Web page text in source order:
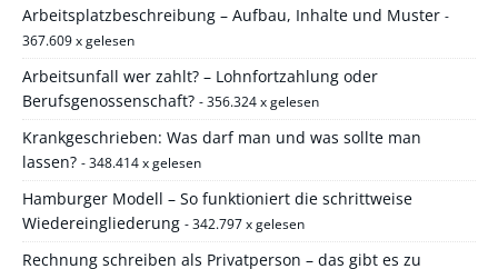
Arbeitsplatzbeschreibung – Aufbau, Inhalte und Muster -
367.609 x gelesen
Arbeitsunfall wer zahlt? – Lohnfortzahlung oder
Berufsgenossenschaft? - 356.324 x gelesen
Krankgeschrieben: Was darf man und was sollte man
lassen? - 348.414 x gelesen
Hamburger Modell – So funktioniert die schrittweise
Wiedereingliederung - 342.797 x gelesen
Rechnung schreiben als Privatperson – das gibt es zu